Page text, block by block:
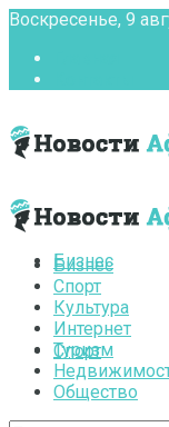
Воскресенье, 9
Бизнес
Спорт
Бизнес
Спорт
Культура
Интернет
Туризм
Общество